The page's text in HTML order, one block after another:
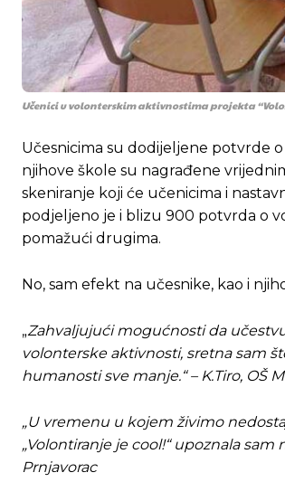
Učenici u volonterskim aktivnostima projekta
Učesnicima su dodijeljene potvrde
njihove škole su nagrađene
skeniranje koji će učenicima i
podjeljeno je i blizu 900 potvrda o
pomažući drugima.
No, sam efekt na učesnike, kao i
„Zahvaljujući mogućnosti da
volonterske aktivnosti, sretna sam
humanosti sve manje.“ – K.Tiro, OŠ
„U vremenu u kojem živimo
„Volontiranje je cool!“ upoznala
Prnjavorac